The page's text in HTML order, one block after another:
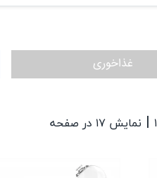
غذاخوری
| نمایش ۱۷ در صفحه